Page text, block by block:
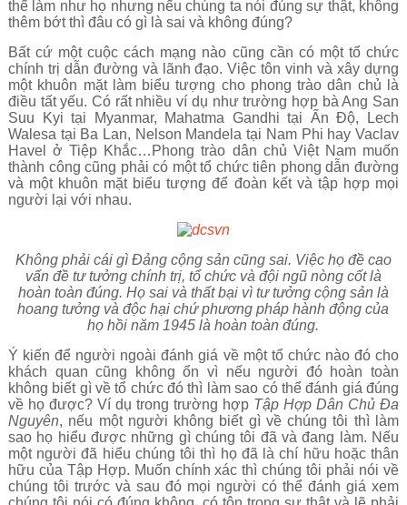
thể làm như họ nhưng nếu chúng ta nói đúng sự thật, không
thêm bớt thì đâu có gì là sai và không đúng?
Bất cứ một cuộc cách mạng nào cũng cần có một tổ chức
chính trị dẫn đường và lãnh đạo. Việc tôn vinh và xây dựng
một khuôn mặt làm biểu tượng cho phong trào dân chủ là
điều tất yếu. Có rất nhiều ví dụ như trường hợp bà Ang San
Suu Kyi tại Myanmar, Mahatma Gandhi tại Ấn Độ, Lech
Walesa tại Ba Lan, Nelson Mandela tại Nam Phi hay Vaclav
Havel ở Tiệp Khắc…Phong trào dân chủ Việt Nam muốn
thành công cũng phải có một tổ chức tiên phong dẫn đường
và một khuôn mặt biểu tượng để đoàn kết và tập hợp mọi
người lại với nhau.
Không phải cái gì Đảng cộng sản cũng sai. Việc họ đề cao
vấn đề tư tưởng chính trị, tổ chức và đội ngũ nòng cốt là
hoàn toàn đúng. Họ sai và thất bại vì tư tưởng cộng sản là
hoang tưởng và độc hại chứ phương pháp hành động của
họ hồi năm 1945 là hoàn toàn đúng.
Ý kiến để người ngoài đánh giá về một tổ chức nào đó cho
khách quan cũng không ổn vì nếu người đó hoàn toàn
không biết gì về tổ chức đó thì làm sao có thể đánh giá đúng
về họ được? Ví dụ trong trường hợp Tập Hợp Dân Chủ Đa
Nguyên, nếu một người không biết gì về chúng tôi thì làm
sao họ hiểu được những gì chúng tôi đã và đang làm. Nếu
một người đã hiểu chúng tôi thì họ đã là chí hữu hoặc thân
hữu của Tập Hợp. Muốn chính xác thì chúng tôi phải nói về
chúng tôi trước và sau đó mọi người có thể đánh giá xem